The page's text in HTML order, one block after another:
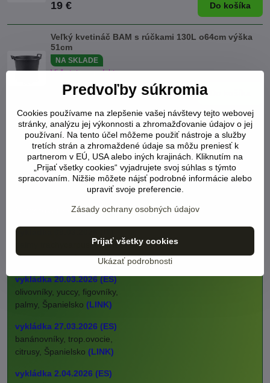
19 € Do košíka
Veľký kvetináč BAM s rúčkami 130L o64cm výška
51cm
NA SKLADE
Viď status produktu
25 €
TERMÍNY VYKLÁDOK tovaru -
Španielsko, Taliansko, Holandsko v
exotickej záhrade TUMA - Bánovce nad
Bebravou:
Nový tovar rastlín 2026:
vykládka 09.03.2026 (IT)
palmy trachycarpus fortunei,
severné Taliansko(LINK)
vykládka 20.03.2026 (ES)
olivovníky, yuccy, figovníky,
palmy, Španielsko (LINK)
vykládka 27.03.2026 (ES)
banánovníky, trop.ovocie,
citrusy, Španielsko (LINK)
vykládka 2.04.2026 (ES)
Predvoľby súkromia
Cookies používame na zlepšenie vašej návštevy tejto webovej
stránky, analýzu jej výkonnosti a zhromažďovanie údajov o jej
používaní. Na tento účel môžeme použiť nástroje a služby
tretích strán a zhromaždené údaje sa môžu preniesť k
partnerom v EÚ, USA alebo iných krajinách. Kliknutím na
„Prijať všetky cookies“ vyjadrujete svoj súhlas s týmto
spracovaním. Nižšie môžete nájsť podrobné informácie alebo
upraviť svoje preferencie.
Zásady ochrany osobných údajov
Ukázať podrobnosti
Prijať všetky cookies